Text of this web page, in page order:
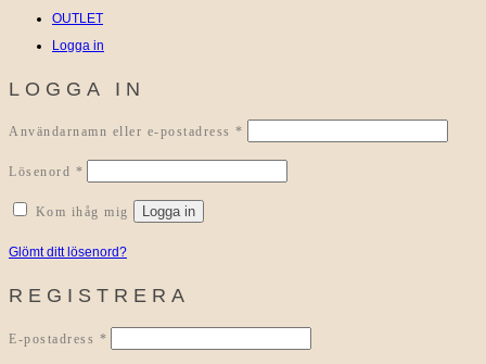
OUTLET
Logga in
LOGGA IN
Användarnamn eller e-postadress *
Lösenord *
Kom ihåg mig Logga in
Glömt ditt lösenord?
REGISTRERA
E-postadress *